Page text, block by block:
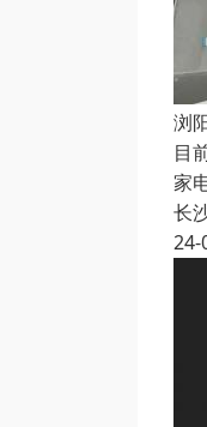
浏
目
家
长
24-